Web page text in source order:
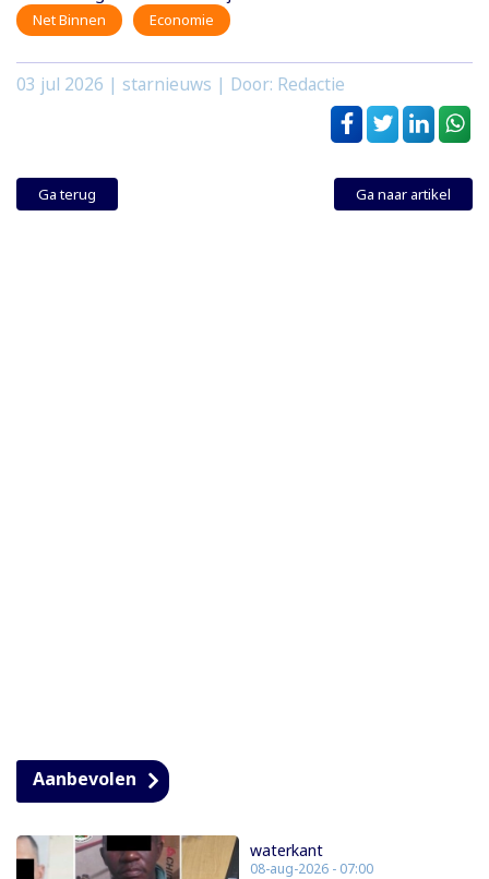
Net Binnen Economie
03 jul 2026 | starnieuws | Door: Redactie
Ga terug Ga naar artikel
Aanbevolen
waterkant
08-aug-2026 - 07:00